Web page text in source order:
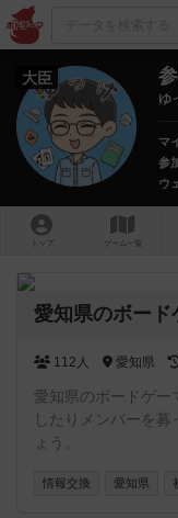
大臣
ゆ
マ
参
ウ
トップ ゲーム一覧
愛知県のボード
112人 愛知県
愛知県のボードゲー
したりメンバーを募
ょう。
情報交換 愛知県